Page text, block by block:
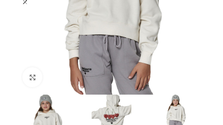
Μεγέθυνση